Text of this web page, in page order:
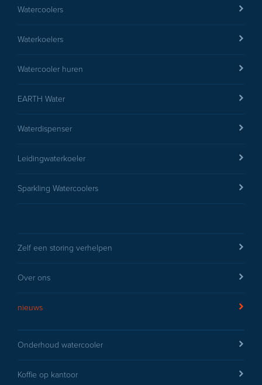
Watercoolers
Waterkoelers
Watercooler huren
EARTH Water
Waterdispenser
Leidingwaterkoeler
Sparkling Watercoolers
Zelf een storing verhelpen
Over ons
nieuws
Onderhoud watercooler
Koffie op kantoor